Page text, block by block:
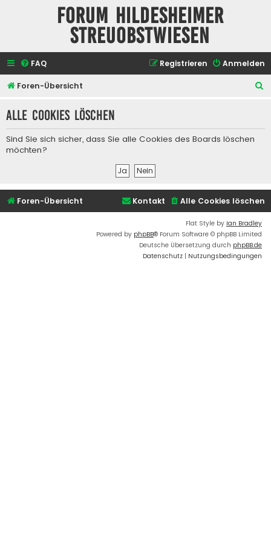
Forum Hildesheimer
Streuobstwiesen
FAQ Anmelden
Registrieren
Foren-Übersicht
h
Alle Cookies löschen
Sind Sie sich sicher, dass Sie alle Cookies des Boards löschen
möchten?
Foren-Übersicht Alle Cookies löschen
Kontakt
Flat Style by Ian Bradley
Powered by phpBB® Forum Software © phpBB Limited
Deutsche Übersetzung durch phpBB.de
Datenschutz | Nutzungsbedingungen